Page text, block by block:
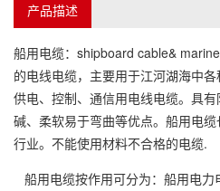
产品描述
船用电缆：shipboard cable&
的电线电缆，主要用于江河湖海中
供电、控制、通信用电线电缆。具
碱、柔软易于弯曲等优点。船用电
行业。不能使用材料不合格的电缆.
船用电缆按作用可分为：船用电